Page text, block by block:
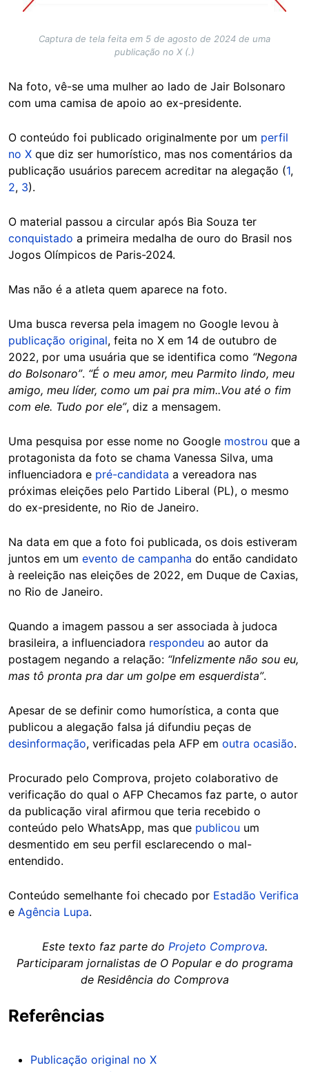
Captura de tela feita em 5 de agosto de 2024 de uma
publicação no X (.)
Na foto, vê-se uma mulher ao lado de Jair Bolsonaro
com uma camisa de apoio ao ex-presidente.
O conteúdo foi publicado originalmente por um perfil
no X que diz ser humorístico, mas nos comentários da
publicação usuários parecem acreditar na alegação (1,
2, 3).
O material passou a circular após Bia Souza ter
conquistado a primeira medalha de ouro do Brasil nos
Jogos Olímpicos de Paris-2024.
Mas não é a atleta quem aparece na foto.
Uma busca reversa pela imagem no Google levou à
publicação original, feita no X em 14 de outubro de
2022, por uma usuária que se identifica como “Negona
do Bolsonaro”. “É o meu amor, meu Parmito lindo, meu
amigo, meu líder, como um pai pra mim..Vou até o fim
com ele. Tudo por ele”, diz a mensagem.
Uma pesquisa por esse nome no Google mostrou que a
protagonista da foto se chama Vanessa Silva, uma
influenciadora e pré-candidata a vereadora nas
próximas eleições pelo Partido Liberal (PL), o mesmo
do ex-presidente, no Rio de Janeiro.
Na data em que a foto foi publicada, os dois estiveram
juntos em um evento de campanha do então candidato
à reeleição nas eleições de 2022, em Duque de Caxias,
no Rio de Janeiro.
Quando a imagem passou a ser associada à judoca
brasileira, a influenciadora respondeu ao autor da
postagem negando a relação: “Infelizmente não sou eu,
mas tô pronta pra dar um golpe em esquerdista”.
Apesar de se definir como humorística, a conta que
publicou a alegação falsa já difundiu peças de
desinformação, verificadas pela AFP em outra ocasião.
Procurado pelo Comprova, projeto colaborativo de
verificação do qual o AFP Checamos faz parte, o autor
da publicação viral afirmou que teria recebido o
conteúdo pelo WhatsApp, mas que publicou um
desmentido em seu perfil esclarecendo o mal-
entendido.
Conteúdo semelhante foi checado por Estadão Verifica
e Agência Lupa.
Este texto faz parte do Projeto Comprova.
Participaram jornalistas de O Popular e do programa
de Residência do Comprova
Referências
Publicação original no X